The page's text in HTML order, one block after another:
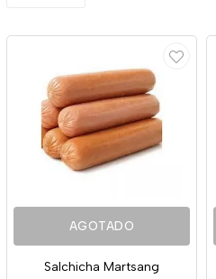
AGOTADO
Salchicha Martsang